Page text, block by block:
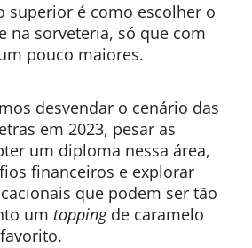
superior é como escolher o
na sorveteria, só que com
pouco maiores.
desvendar o cenário das
em 2023, pesar as
um diploma nessa área,
financeiros e explorar
que podem ser tão
um topping de caramelo